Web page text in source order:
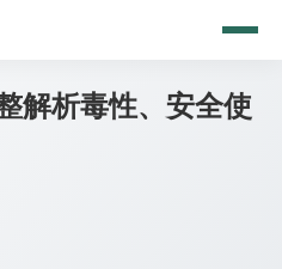
解析毒性、安全使